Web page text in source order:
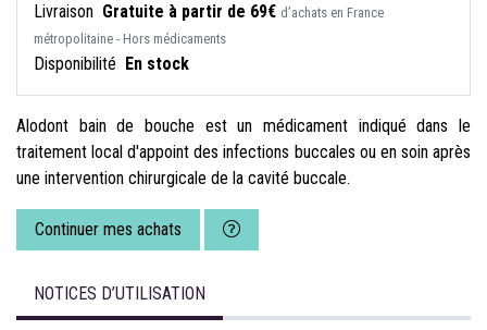
Livraison Gratuite à partir de 69€ d’achats en France
métropolitaine - Hors médicaments
Disponibilité En stock
Alodont bain de bouche est un médicament indiqué dans le
traitement local d'appoint des infections buccales ou en soin après
une intervention chirurgicale de la cavité buccale.
Continuer mes achats
NOTICES D’UTILISATION